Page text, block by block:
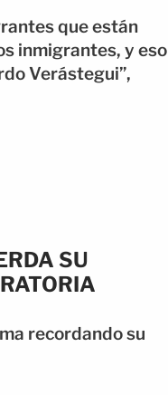
que están
inmigrantes, y eso
Verástegui”,
SU
recordando su